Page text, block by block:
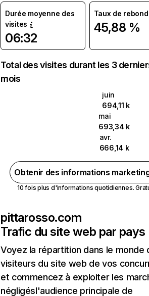
Durée moyenne des
visites
06:32
Taux de rebond
45,88 %
Total des visites durant les 3
mois
juin
694,11 k
mai
693,34 k
avr.
666,14 k
Obtenir des informations
10 fois plus d'informations quotidiennes.
pittarosso.com
Trafic du site web par pays
Voyez la répartition dans le monde
visiteurs du site web de vos
et commencez à exploiter les
négligésl'audience principale de